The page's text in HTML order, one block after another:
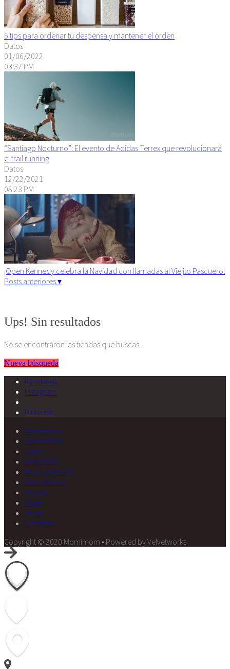
5 tips para ordenar tu despensa y mantener el orden
Datos
01/06/2022
03:37 PM
“Santiago Nocturno”: El evento de Adidas Terrex que revolucionará
el trail running
Datos
12/22/2021
08:23 PM
¡Open Kennedy celebra la Navidad con llamadas al Viejito Pascuero!
Posts anteriores ▾
Ups! Sin resultados
No se encontraron las tiendas que buscas.
Nueva búsqueda
Facebook
Instagram
Pinterest
Momimom
Maternidad
Datos
Embarazo
Moda y Belleza
Entretención
Cocina
Hogar
Libros
Contacto
Copyright © 2020 Momimom • Powered by Velvetworks